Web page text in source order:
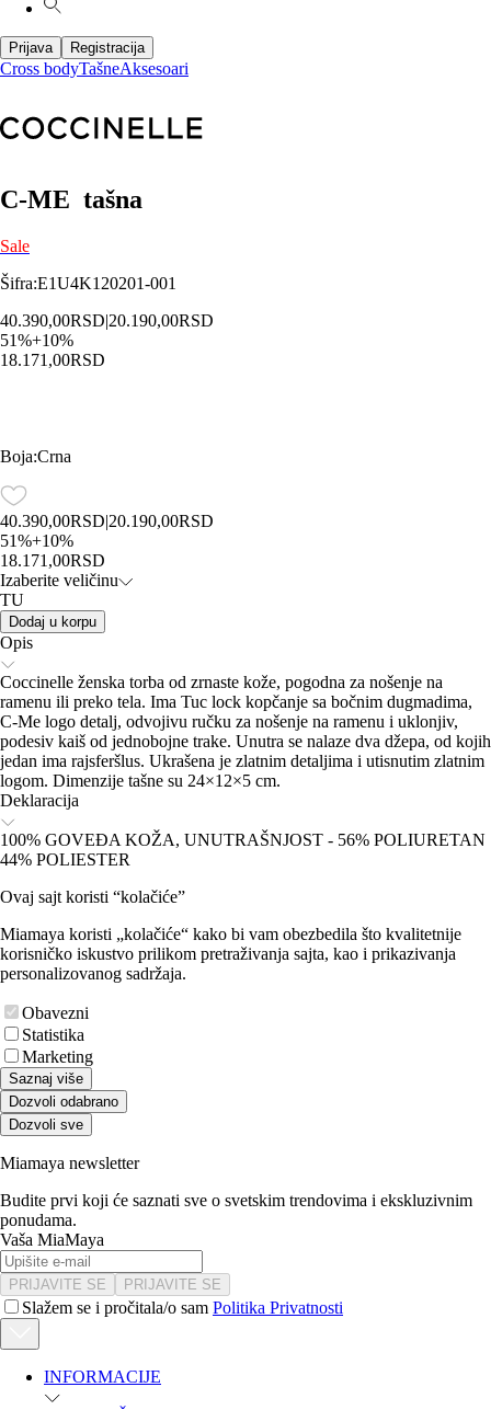
Prijava Registracija
Cross bodyTašneAksesoari
C-ME tašna
Sale
Šifra:E1U4K120201-001
40.390,00RSD|20.190,00RSD
51%+10%
18.171,00RSD
Boja:Crna
40.390,00RSD|20.190,00RSD
51%+10%
18.171,00RSD
Izaberite veličinu
TU
Dodaj u korpu
Opis
Coccinelle ženska torba od zrnaste kože, pogodna za nošenje na
ramenu ili preko tela. Ima Tuc lock kopčanje sa bočnim dugmadima,
C-Me logo detalj, odvojivu ručku za nošenje na ramenu i uklonjiv,
podesiv kaiš od jednobojne trake. Unutra se nalaze dva džepa, od kojih
jedan ima rajsferšlus. Ukrašena je zlatnim detaljima i utisnutim zlatnim
logom. Dimenzije tašne su 24×12×5 cm.
Deklaracija
100% GOVEĐA KOŽA, UNUTRAŠNJOST - 56% POLIURETAN
44% POLIESTER
Ovaj sajt koristi “kolačiće”
Miamaya koristi „kolačiće“ kako bi vam obezbedila što kvalitetnije
korisničko iskustvo prilikom pretraživanja sajta, kao i prikazivanja
personalizovanog sadržaja.
Obavezni
Statistika
Marketing
Saznaj više
Dozvoli odabrano
Dozvoli sve
Miamaya newsletter
Budite prvi koji će saznati sve o svetskim trendovima i ekskluzivnim
ponudama.
Vaša MiaMaya
PRIJAVITE SE PRIJAVITE SE
Slažem se i pročitala/o sam Politika Privatnosti
INFORMACIJE